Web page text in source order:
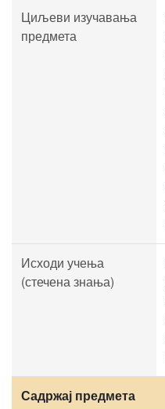
Циљеви изучавања
предмета
Исходи учења
(стечена знања)
Садржај предмета